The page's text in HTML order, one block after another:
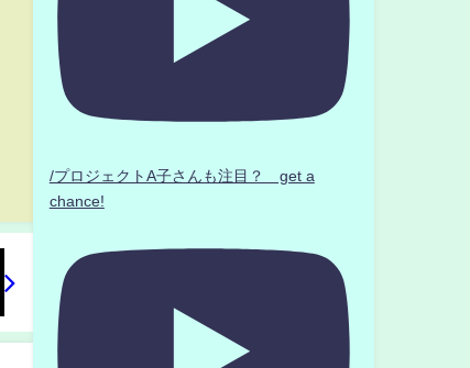
/プロジェクトA子さんも注目？ get a
chance!